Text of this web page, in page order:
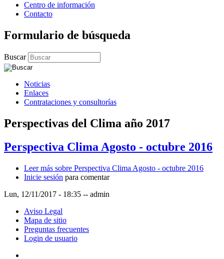
Centro de información
Contacto
Formulario de búsqueda
Buscar
Noticias
Enlaces
Contrataciones y consultorías
Perspectivas del Clima año 2017
Perspectiva Clima Agosto - octubre 2016
Leer más sobre Perspectiva Clima Agosto - octubre 2016
Inicie sesión para comentar
Lun, 12/11/2017 - 18:35 -- admin
Aviso Legal
Mapa de sitio
Preguntas frecuentes
Login de usuario